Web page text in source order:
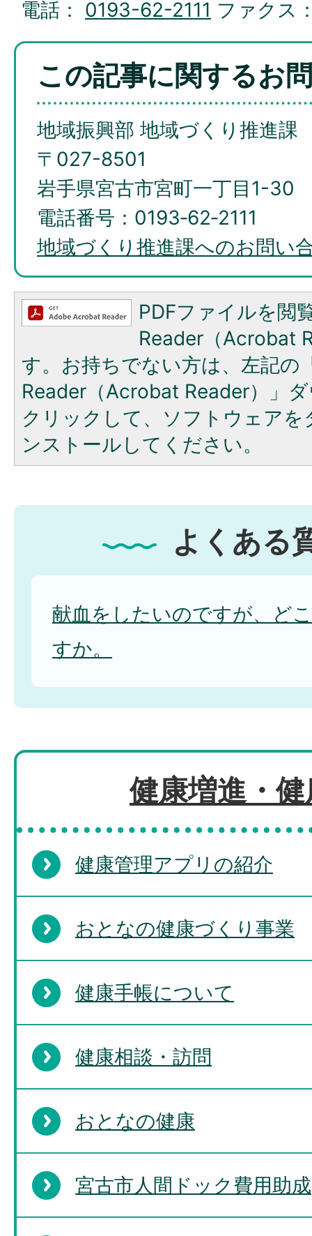
電話： 0193-62-2111 ファクス
この記事に関するお
地域振興部 地域づくり推進課
〒027-8501
岩手県宮古市宮町一丁目1-30
電話番号：0193‐62‐2111
地域づくり推進課へのお問い
PDFファイルを閲
Reader（Acrobat
す。お持ちでない方は、左記の
Reader（Acrobat Reader）」
クリックして、ソフトウェア
ンストールしてください。
よくある
献血をしたいのですが、ど
すか。
健康増進・
健康管理アプリの紹介
おとなの健康づくり事業
健康手帳について
健康相談・訪問
おとなの健康
宮古市人間ドック費用助成